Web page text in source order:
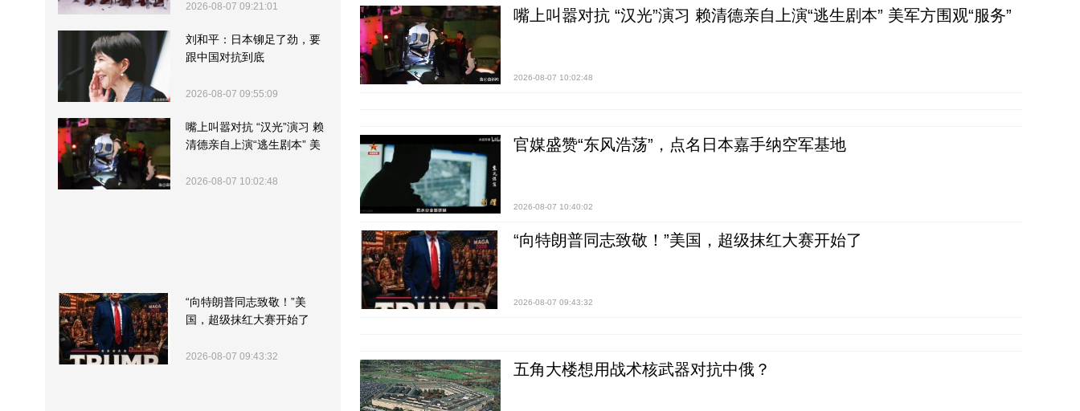
2026-08-07 09:21:01
刘和平：日本铆足了劲，要
跟中国对抗到底
2026-08-07 09:55:09
嘴上叫嚣对抗 “汉光”演习 赖
清德亲自上演“逃生剧本” 美
2026-08-07 10:02:48
“向特朗普同志致敬！”美
国，超级抹红大赛开始了
2026-08-07 09:43:32
嘴上叫嚣对抗 “汉光”演习 赖清德亲自上演“逃生剧本” 美军方围观“服务”
2026-08-07 10:02:48
官媒盛赞“东风浩荡”，点名日本嘉手纳空军基地
2026-08-07 10:40:02
“向特朗普同志致敬！”美国，超级抹红大赛开始了
2026-08-07 09:43:32
五角大楼想用战术核武器对抗中俄？